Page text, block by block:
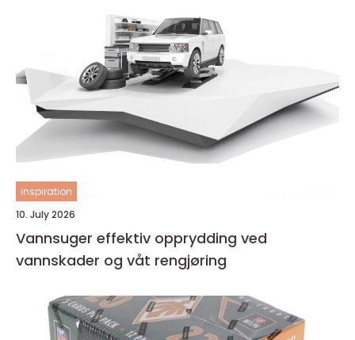
inspiration
10. July 2026
Vannsuger effektiv opprydding ved
vannskader og våt rengjøring